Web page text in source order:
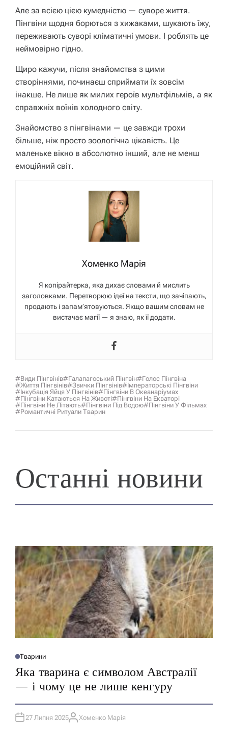
Але за всією цією кумедністю — суворе життя.
Пінгвіни щодня борються з хижаками, шукають їжу,
переживають суворі кліматичні умови. І роблять це
неймовірно гідно.
Щиро кажучи, після знайомства з цими
створіннями, починаєш сприймати їх зовсім
інакше. Не лише як милих героїв мультфільмів, а як
справжніх воїнів холодного світу.
Знайомство з пінгвінами — це завжди трохи
більше, ніж просто зоологічна цікавість. Це
маленьке вікно в абсолютно інший, але не менш
емоційний світ.
Хоменко Марія
Я копірайтерка, яка дихає словами й мислить
заголовками. Перетворюю ідеї на тексти, що зачіпають,
продають і запам’ятовуються. Якщо вашим словам не
вистачає магії — я знаю, як її додати.
#види Пінгвінів#галапагоський Пінгвін#голос Пінгвіна
#життя Пінгвінів#звички Пінгвінів#імператорські Пінгвіни
#інкубація Яйця У Пінгвінів#пінгвіни В Океанаріумах
#пінгвіни Катаються На Животі#пінгвіни На Екваторі
#пінгвіни Не Літають#пінгвіни Під Водою#пінгвіни У Фільмах
#романтичні Ритуали Тварин
Останні новини
О
У
Л
У
В
А
Тварини
Яка тварина є символом Австралії
— і чому це не лише кенгуру
27 Липня 2025А
Хоменко Марія